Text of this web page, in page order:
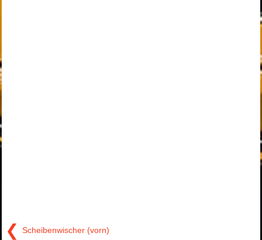
❮ Scheibenwischer (vorn)